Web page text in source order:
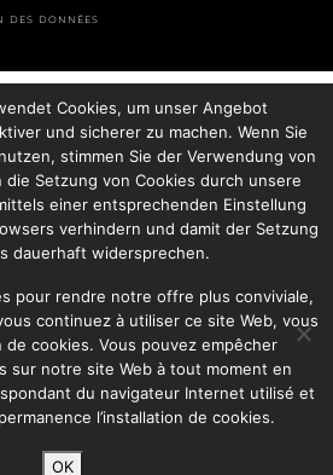
DES DONNÉES
Cookies, um unser Angebot
und sicherer zu machen. Wenn Sie
stimmen Sie der Verwendung von
die Setzung von Cookies durch unsere
einer entsprechenden Einstellung
verhindern und damit der Setzung
dauerhaft widersprechen.
pour rendre notre offre plus conviviale,
continuez à utiliser ce site Web, vous
cookies. Vous pouvez empêcher
sur notre site Web à tout moment en
du navigateur Internet utilisé et
l’installation de cookies.
OK